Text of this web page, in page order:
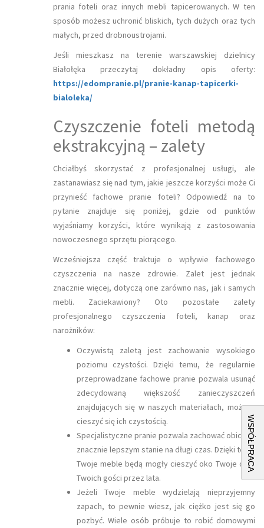
prania foteli oraz innych mebli tapicerowanych. W ten
sposób możesz uchronić bliskich, tych dużych oraz tych
małych, przed drobnoustrojami.
Jeśli mieszkasz na terenie warszawskiej dzielnicy
Białołęka przeczytaj dokładny opis oferty:
https://edompranie.pl/pranie-kanap-tapicerki-
bialoleka/
Czyszczenie foteli metodą
ekstrakcyjną – zalety
Chciałbyś skorzystać z profesjonalnej usługi, ale
zastanawiasz się nad tym, jakie jeszcze korzyści może Ci
przynieść fachowe pranie foteli? Odpowiedź na to
pytanie znajduje się poniżej, gdzie od punktów
wyjaśniamy korzyści, które wynikają z zastosowania
nowoczesnego sprzętu piorącego.
Wcześniejsza część traktuje o wpływie fachowego
czyszczenia na nasze zdrowie. Zalet jest jednak
znacznie więcej, dotyczą one zarówno nas, jak i samych
mebli. Zaciekawiony? Oto pozostałe zalety
profesjonalnego czyszczenia foteli, kanap oraz
narożników:
Oczywistą zaletą jest zachowanie wysokiego
poziomu czystości. Dzięki temu, że regularnie
przeprowadzane fachowe pranie pozwala usunąć
zdecydowaną większość zanieczyszczeń
znajdujących się w naszych materiałach, możesz
cieszyć się ich czystością.
Specjalistyczne pranie pozwala zachować obicia w
znacznie lepszym stanie na długi czas. Dzięki temu
Twoje meble będą mogły cieszyć oko Twoje oraz
Twoich gości przez lata.
Jeżeli Twoje meble wydzielają nieprzyjemny
zapach, to pewnie wiesz, jak ciężko jest się go
pozbyć. Wiele osób próbuje to robić domowymi
WSPÓŁPRACA